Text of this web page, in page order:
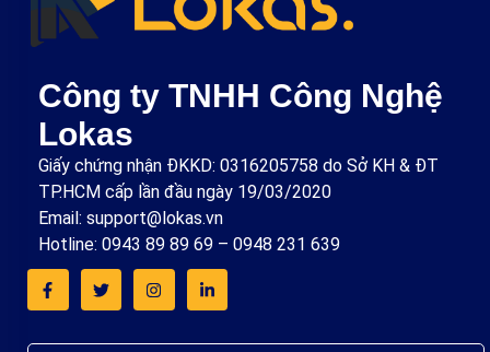
Công ty TNHH Công Nghệ
Lokas
Giấy chứng nhận ĐKKD: 0316205758 do Sở KH & ĐT
TP.HCM cấp lần đầu ngày 19/03/2020
Email: support@lokas.vn
Hotline: 0943 89 89 69 – 0948 231 639